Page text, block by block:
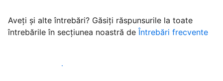
Aveți și alte întrebări? Găsiți răspunsurile la toate
întrebările în secțiunea noastră deÎntrebări frecvente
Începeţi să primiţi clienţi